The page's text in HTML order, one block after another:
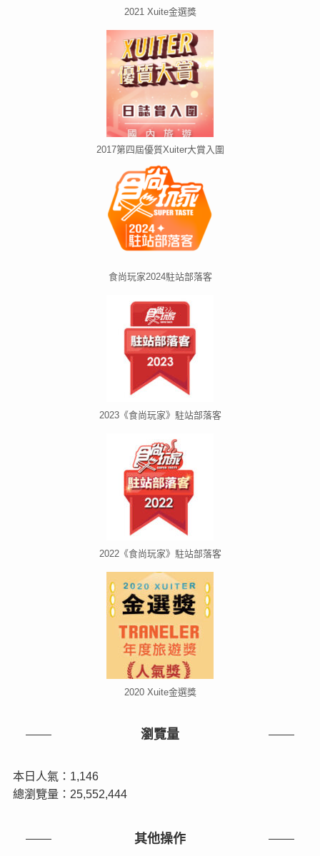
2021 Xuite金選獎
2017第四屆優質Xuiter大賞入圍
食尚玩家2024駐站部落客
2023《食尚玩家》駐站部落客
2022《食尚玩家》駐站部落客
2020 Xuite金選獎
瀏覽量
本日人氣：1,146
總瀏覽量：25,552,444
其他操作